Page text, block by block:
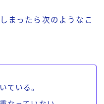
まったら次のようなこ
ている。